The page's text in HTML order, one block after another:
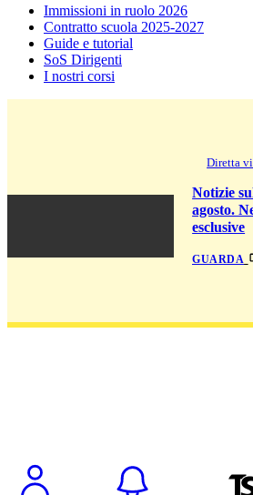
Immissioni in ruolo 2026
Contratto scuola 2025-2027
Guide e tutorial
SoS Dirigenti
I nostri corsi
Diretta
Notizie
agosto.
esclusive
guarda